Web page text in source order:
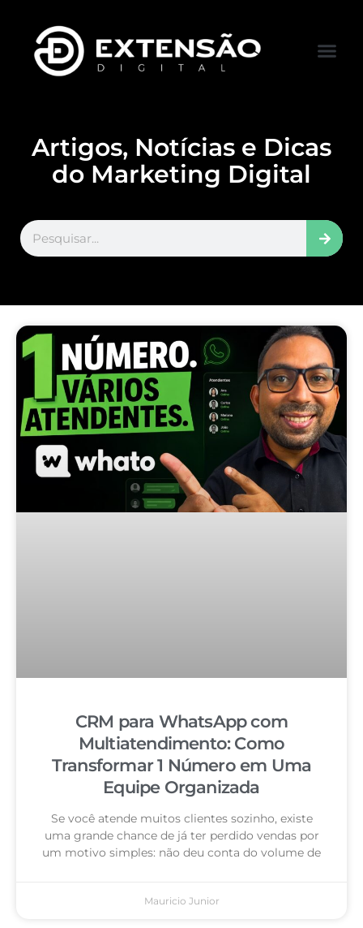
Artigos, Notícias e Dicas
do Marketing Digital
CRM para WhatsApp com
Multiatendimento: Como
Transformar 1 Número em Uma
Equipe Organizada
Se você atende muitos clientes sozinho, existe
uma grande chance de já ter perdido vendas por
um motivo simples: não deu conta do volume de
Mauricio Junior